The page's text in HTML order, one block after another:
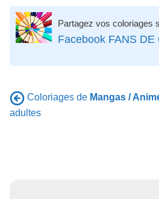
Partagez vos coloriages
Facebook FANS DE
Coloriages de Mangas /
adultes